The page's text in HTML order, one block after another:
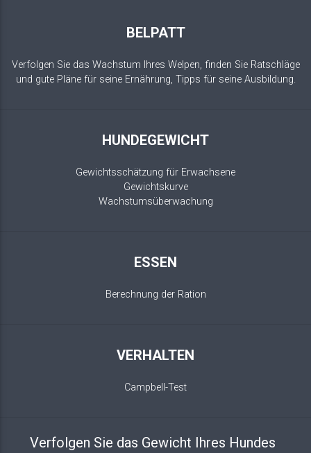
BELPATT
Verfolgen Sie das Wachstum Ihres Welpen, finden Sie Ratschläge
und gute Pläne für seine Ernährung, Tipps für seine Ausbildung.
HUNDEGEWICHT
Gewichtsschätzung für Erwachsene
Gewichtskurve
Wachstumsüberwachung
ESSEN
Berechnung der Ration
VERHALTEN
Campbell-Test
Verfolgen Sie das Gewicht Ihres Hundes